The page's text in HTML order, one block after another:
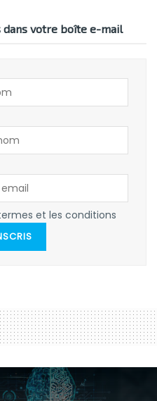
dans votre boîte e-mail
et les conditions